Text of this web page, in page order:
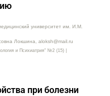
университет им. И.М.
Локшина, aloksh@mail.ru
и Психиатрия" №2 (15) |
при болезни